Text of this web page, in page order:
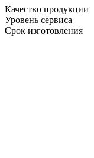
Качество продукции
Уровень сервиса
Срок изготовления